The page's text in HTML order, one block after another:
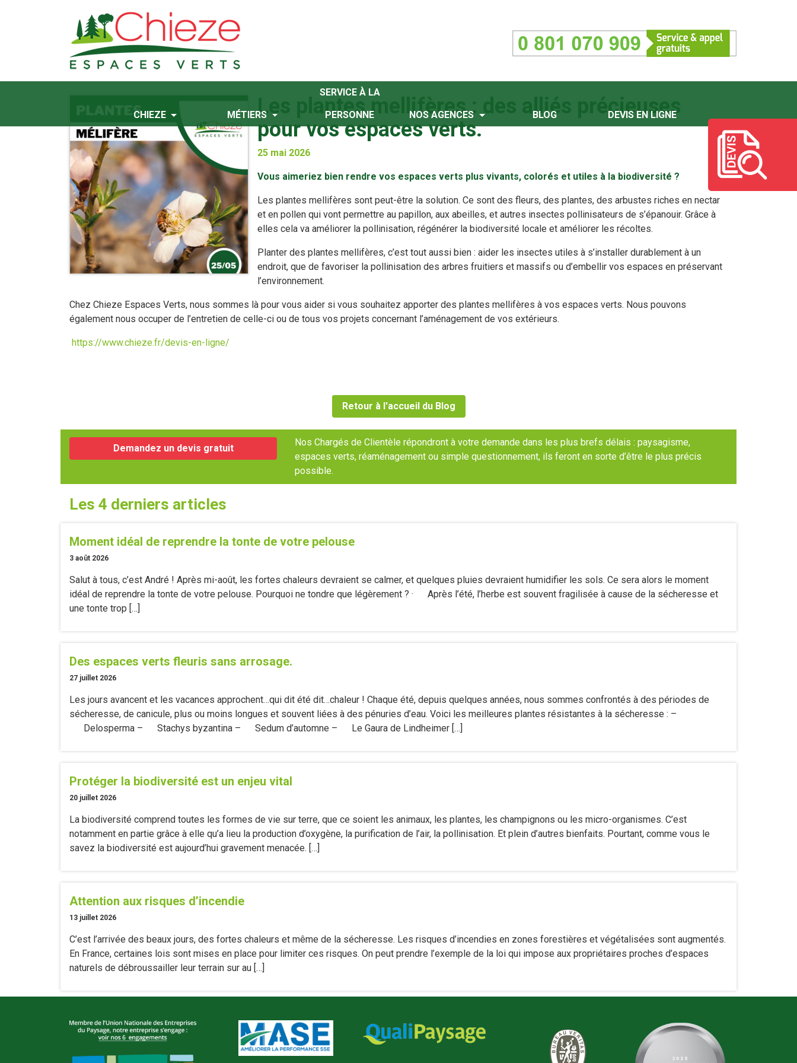
CHIEZE MÉTIERS
SERVICE À LA
PERSONNE
NOS AGENCES BLOG DEVIS EN LIGNE
Les plantes mellifères : des alliés précieuses
pour vos espaces verts.
25 mai 2026
Vous aimeriez bien rendre vos espaces verts plus vivants, colorés et utiles à la biodiversité ?
Les plantes mellifères sont peut-être la solution. Ce sont des fleurs, des plantes, des arbustes riches en nectar
et en pollen qui vont permettre au papillon, aux abeilles, et autres insectes pollinisateurs de s’épanouir. Grâce à
elles cela va améliorer la pollinisation, régénérer la biodiversité locale et améliorer les récoltes.
Planter des plantes mellifères, c’est tout aussi bien : aider les insectes utiles à s’installer durablement à un
endroit, que de favoriser la pollinisation des arbres fruitiers et massifs ou d’embellir vos espaces en préservant
l’environnement.
Chez Chieze Espaces Verts, nous sommes là pour vous aider si vous souhaitez apporter des plantes mellifères à vos espaces verts. Nous pouvons
également nous occuper de l’entretien de celle-ci ou de tous vos projets concernant l’aménagement de vos extérieurs.
https://www.chieze.fr/devis-en-ligne/
Retour à l'accueil du Blog
Demandez un devis gratuit
Nos Chargés de Clientèle répondront à votre demande dans les plus brefs délais : paysagisme,
espaces verts, réaménagement ou simple questionnement, ils feront en sorte d’être le plus précis
possible.
Les 4 derniers articles
Moment idéal de reprendre la tonte de votre pelouse
3 août 2026
Salut à tous, c’est André ! Après mi-août, les fortes chaleurs devraient se calmer, et quelques pluies devraient humidifier les sols. Ce sera alors le moment
idéal de reprendre la tonte de votre pelouse. Pourquoi ne tondre que légèrement ? · Après l’été, l’herbe est souvent fragilisée à cause de la sécheresse et
une tonte trop […]
Des espaces verts fleuris sans arrosage.
27 juillet 2026
Les jours avancent et les vacances approchent…qui dit été dit…chaleur ! Chaque été, depuis quelques années, nous sommes confrontés à des périodes de
sécheresse, de canicule, plus ou moins longues et souvent liées à des pénuries d’eau. Voici les meilleures plantes résistantes à la sécheresse : –
Delosperma – Stachys byzantina – Sedum d’automne – Le Gaura de Lindheimer […]
Protéger la biodiversité est un enjeu vital
20 juillet 2026
La biodiversité comprend toutes les formes de vie sur terre, que ce soient les animaux, les plantes, les champignons ou les micro-organismes. C’est
notamment en partie grâce à elle qu’a lieu la production d’oxygène, la purification de l’air, la pollinisation. Et plein d’autres bienfaits. Pourtant, comme vous le
savez la biodiversité est aujourd’hui gravement menacée. […]
Attention aux risques d’incendie
13 juillet 2026
C’est l’arrivée des beaux jours, des fortes chaleurs et même de la sécheresse. Les risques d’incendies en zones forestières et végétalisées sont augmentés.
En France, certaines lois sont mises en place pour limiter ces risques. On peut prendre l’exemple de la loi qui impose aux propriétaires proches d’espaces
naturels de débroussailler leur terrain sur au […]